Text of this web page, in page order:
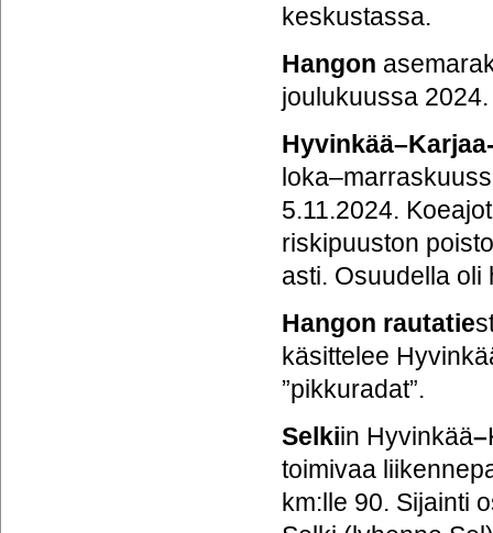
keskustassa.
Hangon
joulukuussa 2024.
5.11.2024.
riskipuuston
asti. Osuudella oli
Hangon rautatie
käsittelee
”pikkuradat”.
Selkiin Hyvinkää–
toimivaa
km:lle 90. Sijainti